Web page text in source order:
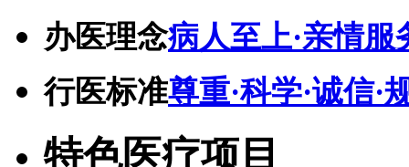
办医理念病人至上·亲情服
行医标准尊重·科学·诚信·
特色医疗项目